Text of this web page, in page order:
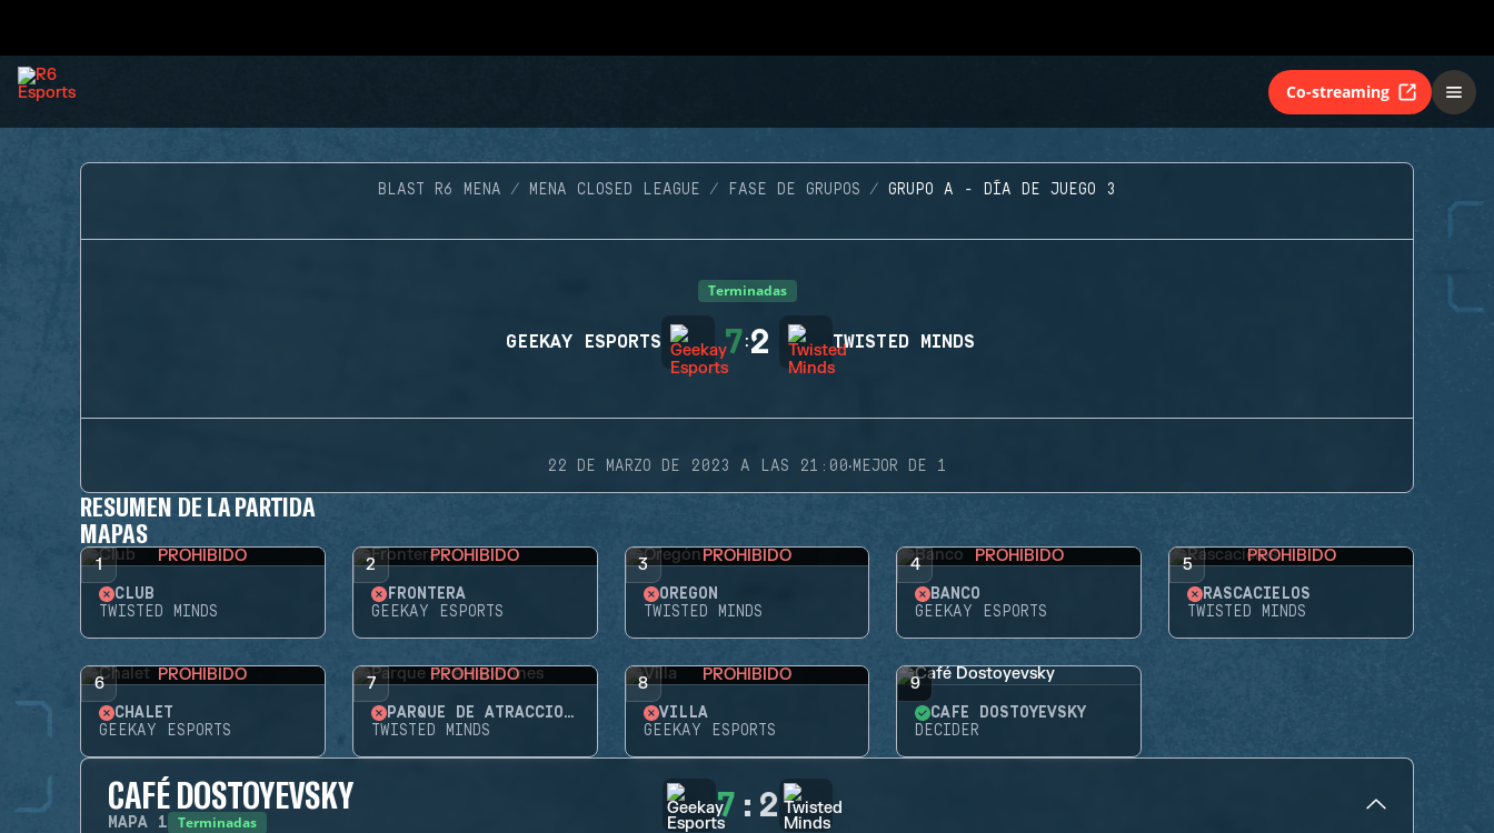
Co-streaming
BLAST R6 MENA MENA CLOSED LEAGUE FASE DE GRUPOS GRUPO A - DÍA DE JUEGO 3
Terminadas
GEEKAY ESPORTS 7:2 TWISTED MINDS
22 DE MARZO DE 2023 A LAS 21:00·MEJOR DE 1
RESUMEN DE LA PARTIDA
MAPAS
1 PROHIBIDO
CLUB
TWISTED MINDS
2 PROHIBIDO
FRONTERA
GEEKAY ESPORTS
3 PROHIBIDO
OREGÓN
TWISTED MINDS
4 PROHIBIDO
BANCO
GEEKAY ESPORTS
5 PROHIBIDO
RASCACIELOS
TWISTED MINDS
6 PROHIBIDO
CHALET
GEEKAY ESPORTS
7 PROHIBIDO
PARQUE DE ATRACCIONES
TWISTED MINDS
8 PROHIBIDO
VILLA
GEEKAY ESPORTS
9
CAFÉ DOSTOYEVSKY
DECIDER
CAFÉ DOSTOYEVSKY
MAPA 1 Terminadas 7 : 2